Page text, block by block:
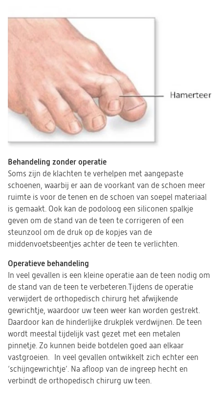
Behandeling zonder operatie
Soms zijn de klachten te verhelpen met aangepaste
schoenen, waarbij er aan de voorkant van de schoen meer
ruimte is voor de tenen en de schoen van soepel materiaal
is gemaakt. Ook kan de podoloog een siliconen spalkje
geven om de stand van de teen te corrigeren of een
steunzool om de druk op de kopjes van de
middenvoetsbeentjes achter de teen te verlichten.
Operatieve behandeling
In veel gevallen is een kleine operatie aan de teen nodig om
de stand van de teen te verbeteren.Tijdens de operatie
verwijdert de orthopedisch chirurg het afwijkende
gewrichtje, waardoor uw teen weer kan worden gestrekt.
Daardoor kan de hinderlijke drukplek verdwijnen. De teen
wordt meestal tijdelijk vast gezet met een metalen
pinnetje. Zo kunnen beide botdelen goed aan elkaar
vastgroeien. In veel gevallen ontwikkelt zich echter een
‘schijngewrichtje’. Na afloop van de ingreep hecht en
verbindt de orthopedisch chirurg uw teen.